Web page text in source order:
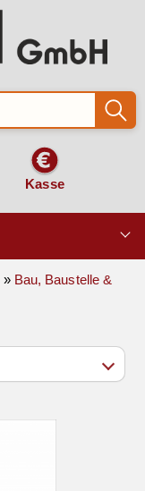
Kasse
» Bau, Baustelle &